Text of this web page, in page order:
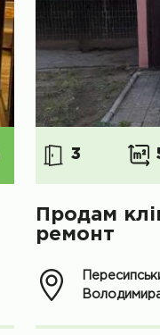
3
Продам
ремонт